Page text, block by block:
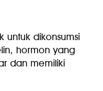
untuk dikonsumsi
hormon yang
dan memiliki